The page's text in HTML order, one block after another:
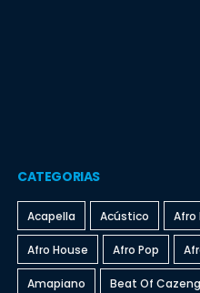
CATEGORIAS
Acapella Acústico Afro
Afro House Afro Pop
Amapiano Beat Of